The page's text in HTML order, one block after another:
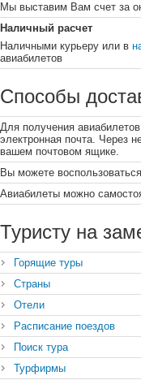
Мы выставим Вам счет за
Наличный расчет
Наличными курьеру или в
авиабилетов
Способы
Для получения
электронная почта. Через
вашем почтовом ящике.
Вы можете
Авиабилеты можно
Туристу на
Горящие туры
Страны
Отели
Расписание поездов
Поиск тура
Турфирмы